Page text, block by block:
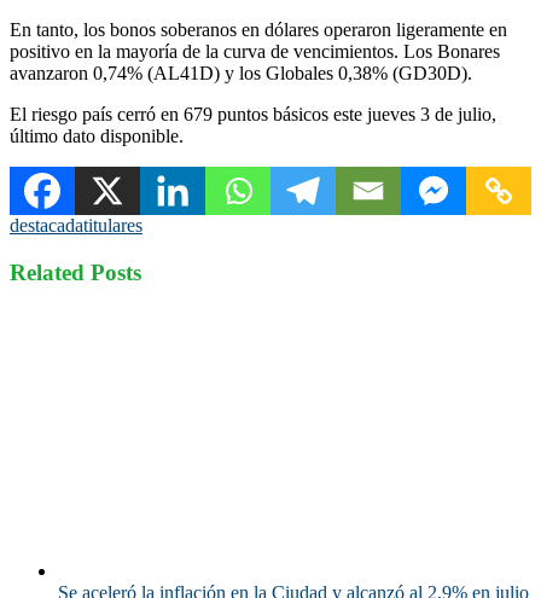
En tanto, los bonos soberanos en dólares operaron ligeramente en
positivo en la mayoría de la curva de vencimientos. Los Bonares
avanzaron 0,74% (AL41D) y los Globales 0,38% (GD30D).
El riesgo país cerró en 679 puntos básicos este jueves 3 de julio,
último dato disponible.
destacadatitulares
Related Posts
Se aceleró la inflación en la Ciudad y alcanzó al 2,9% en julio